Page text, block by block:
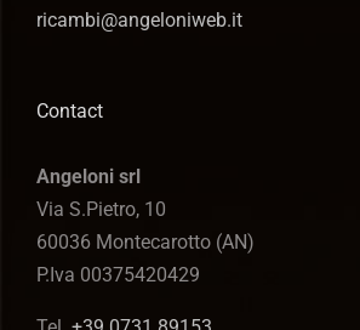
ricambi@angeloniweb.it
Contact
Angeloni srl
Via S.Pietro, 10
60036 Montecarotto (AN)
P.Iva 00375420429